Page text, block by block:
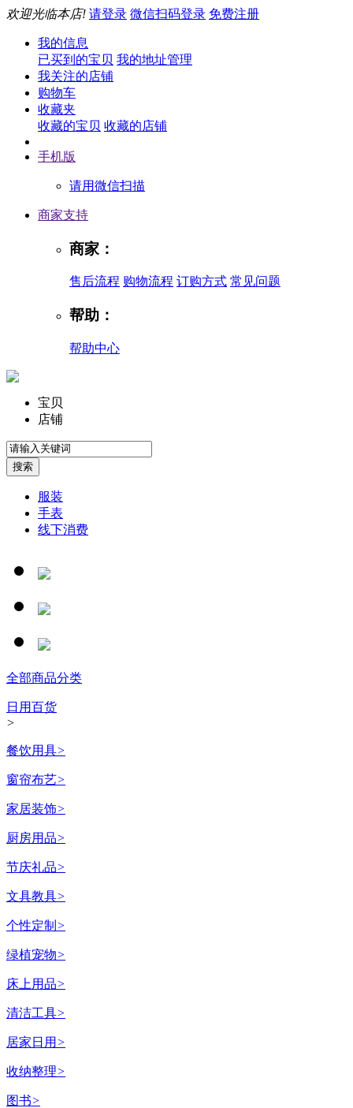
欢迎光临本店! 请登录 微信扫码登录 免费注册
我的信息
已买到的宝贝 我的地址管理
我关注的店铺
购物车
收藏夹
收藏的宝贝 收藏的店铺
手机版
请用微信扫描
商家支持
商家：
售后流程 购物流程 订购方式 常见问题
帮助：
帮助中心
宝贝
店铺
服装
手表
线下消费
全部商品分类
日用百货
>
餐饮用具>
窗帘布艺>
家居装饰>
厨房用品>
节庆礼品>
文具教具>
个性定制 >
绿植宠物>
床上用品>
清洁工具>
居家日用 >
收纳整理>
图书>